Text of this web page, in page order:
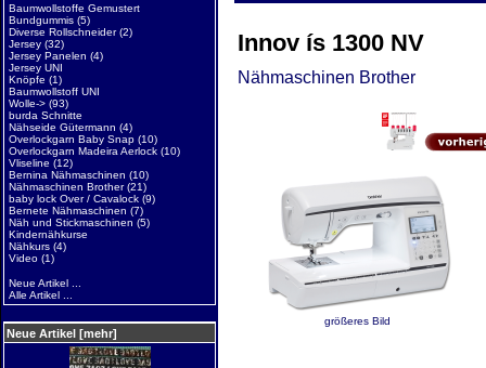
Baumwollstoffe Gemustert
Bundgummis(5)
Diverse Rollschneider(2)
Jersey(32)
Jersey Panelen (4)
Jersey UNI
Knöpfe (1)
Baumwollstoff UNI
Wolle->(93)
burda Schnitte
Nähseide Gütermann (4)
Overlockgarn Baby Snap(10)
Overlockgarn Madeira Aerlock(10)
Vliseline (12)
Bernina Nähmaschinen (10)
Nähmaschinen Brother(21)
baby lock Over / Cavalock(9)
Bernete Nähmaschinen (7)
Näh und Stickmaschinen (5)
Kindernähkurse
Nähkurs(4)
Video(1)
Neue Artikel ...
Alle Artikel ...
Neue Artikel [mehr]
Innov ís 1300 NV
Nähmaschinen Brother
größeres Bild